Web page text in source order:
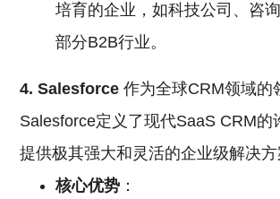
培育的企业，如科技公司、咨
部分B2B行业。
4. Salesforce 作为全球CRM领域的
Salesforce定义了现代SaaS CRM的
提供极其强大和灵活的企业级解决方
核心优势 ：